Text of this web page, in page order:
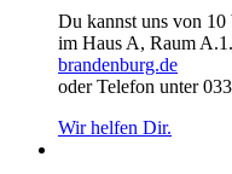
Du kannst uns von
im Haus A, Raum
brandenburg.de
oder Telefon unter
Wir helfen Dir.